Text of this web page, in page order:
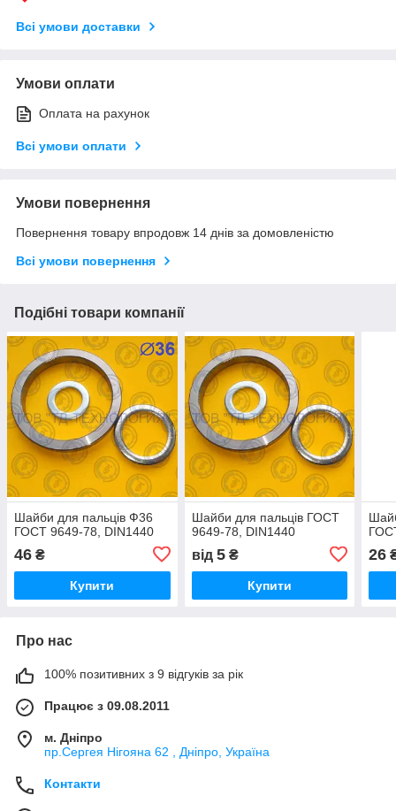
Всі умови доставки
Умови оплати
Оплата на рахунок
Всі умови оплати
Умови повернення
Повернення товару впродовж 14 днів за домовленістю
Всі умови повернення
Подібні товари компанії
Шайби для пальців Ф36
ГОСТ 9649-78, DIN1440
46 ₴
Купити
Шайби для пальців ГОСТ
9649-78, DIN1440
від 5₴
Купити
26
Про нас
100% позитивних з 9 відгуків за рік
Працює з 09.08.2011
м. Дніпро
пр.Сергея Нігояна 62 , Дніпро, Україна
Контакти